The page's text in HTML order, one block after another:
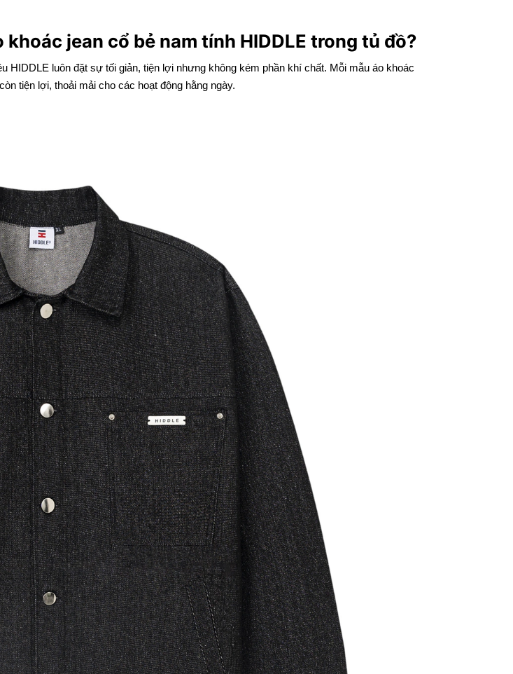
jean cổ bẻ nam tính HIDDLE trong tủ đồ?
luôn đặt sự tối giản, tiện lợi nhưng không kém phần khí chất. Mỗi mẫu áo khoác
tiện lợi, thoải mải cho các hoạt động hằng ngày.